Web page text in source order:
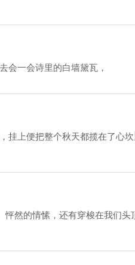
有听说过平行时空吗？ 巧了，我们正经历着…… 他们说， 总要下一趟江南吧…… 在秋风起时， 去会一会诗里的白墙黛瓦，
上便把整个秋天都揽在了心坎
然的情愫，还有穿梭在我们头